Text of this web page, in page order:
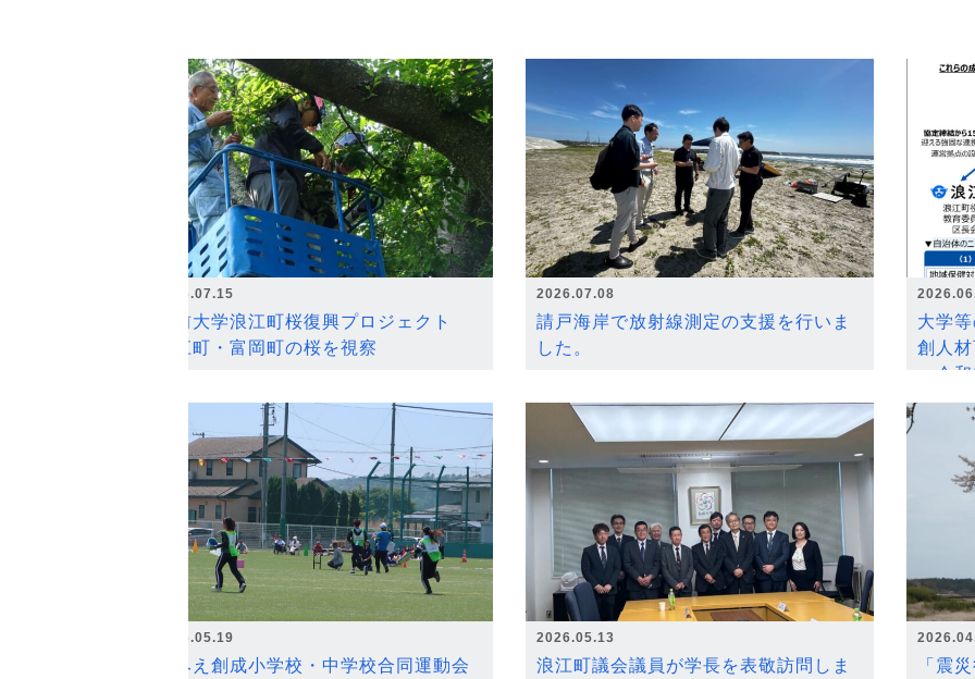
2026.07.15
弘前大学浪江町桜復興プロジェクト
浪江町・富岡町の桜を視察
2026.07.08
請戸海岸で放射線測定の支援を行いま
した。
大学
創人
～令
2026.05.19
なみえ創成小学校・中学校合同運動会
2026.05.13
浪江町議会議員が学長を表敬訪問しま
「震